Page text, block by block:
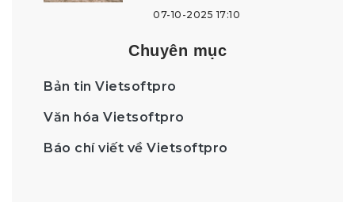
07-10-2025 17:10
Chuyên mục
Bản tin Vietsoftpro
Văn hóa Vietsoftpro
Báo chí viết về Vietsoftpro